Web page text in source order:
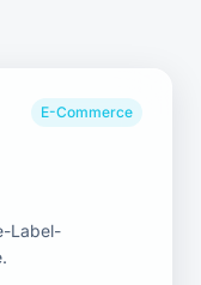
E-Commerce
Label-